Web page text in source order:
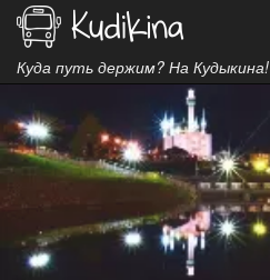
Куда путь держим? На Кудыкина!